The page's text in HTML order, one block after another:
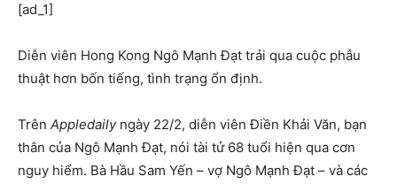
[ad_1]
Diễn viên Hong Kong Ngô Mạnh Đạt trải qua cuộc phẫu
thuật hơn bốn tiếng, tình trạng ổn định.
Trên Appledailyngày 22/2, diễn viên Điền Khải Văn, bạn
thân của Ngô Mạnh Đạt, nói tài tử 68 tuổi hiện qua cơn
nguy hiểm. Bà Hầu Sam Yến – vợ Ngô Mạnh Đạt – và các